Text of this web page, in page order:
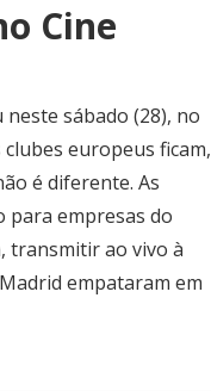
Cine
sábado (28), no
europeus ficam,
é diferente. As
para empresas do
transmitir ao vivo à
empataram em